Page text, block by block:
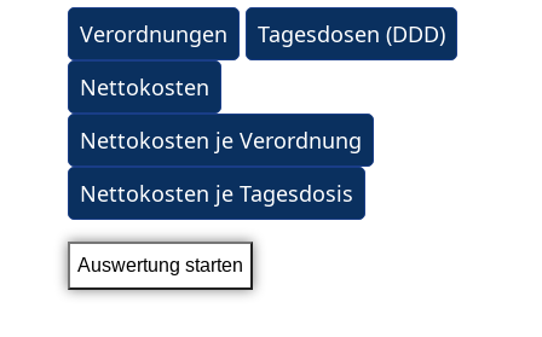
Verordnungen
Tagesdosen (DDD)
Nettokosten
Nettokosten je Verordnung
Nettokosten je Tagesdosis